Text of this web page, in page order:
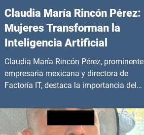
Claudia María Rincón Pérez:
Mujeres Transforman la
Inteligencia Artificial
Claudia María Rincón Pérez, prominente
empresaria mexicana y directora de
Factoría IT, destaca la importancia del